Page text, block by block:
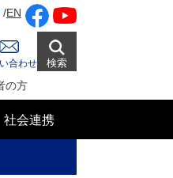
/EN
合わせ 検索
の方
社会連携